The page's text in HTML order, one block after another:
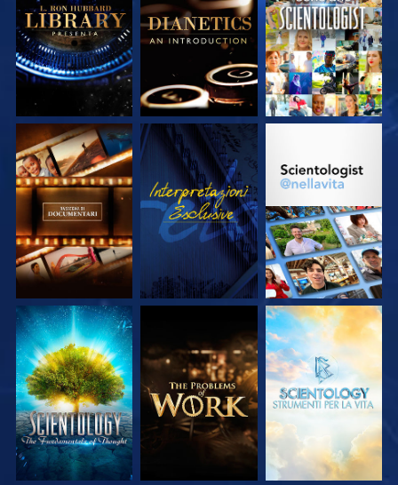
SERIE
SERIE
ESPLORA LE
SERIE
GUARDA
ESPLORA LE
ESPLORA LE
SERIE
ESPLORA LE
SERIE
ESPLORA LE
SERIE